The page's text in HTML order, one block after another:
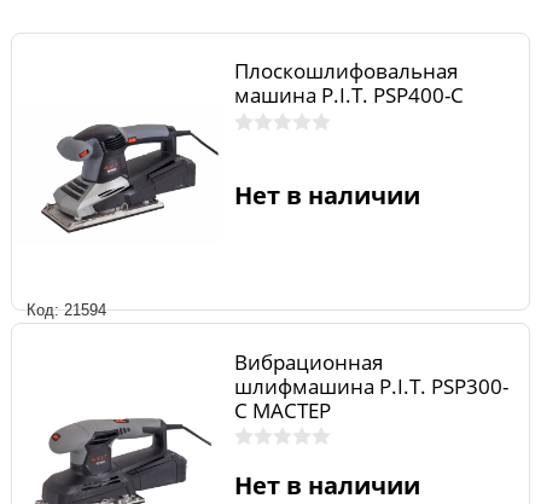
Код: 21594
Плоскошлифовальная
машина P.I.T. PSP400-C
Нет в наличии
Вибрационная
шлифмашина P.I.T. PSP300-
C МАСТЕР
Нет в наличии